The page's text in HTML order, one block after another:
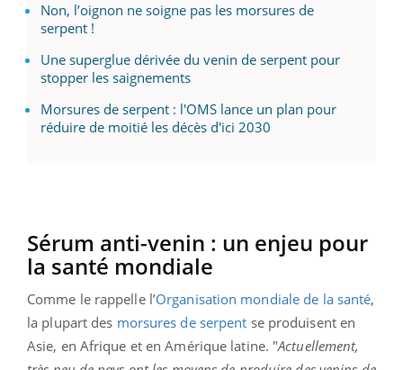
Non, l’oignon ne soigne pas les morsures de
serpent !
Une superglue dérivée du venin de serpent pour
stopper les saignements
Morsures de serpent : l'OMS lance un plan pour
réduire de moitié les décès d'ici 2030
Sérum anti-venin : un enjeu pour
la santé mondiale
Comme le rappelle l’Organisation mondiale de la santé,
la plupart des morsures de serpent se produisent en
Asie, en Afrique et en Amérique latine. "Actuellement,